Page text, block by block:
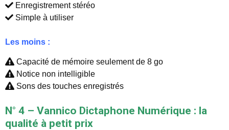
Enregistrement stéréo
Simple à utiliser
Les moins :
Capacité de mémoire seulement de 8 go
Notice non intelligible
Sons des touches enregistrés
N° 4 – Vannico Dictaphone Numérique : la
qualité à petit prix